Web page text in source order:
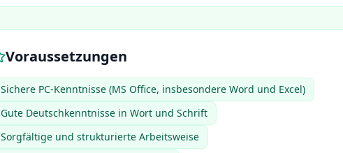
Voraussetzungen
Sichere PC-Kenntnisse (MS Office, insbesondere Word und Excel)
Gute Deutschkenntnisse in Wort und Schrift
Sorgfältige und strukturierte Arbeitsweise